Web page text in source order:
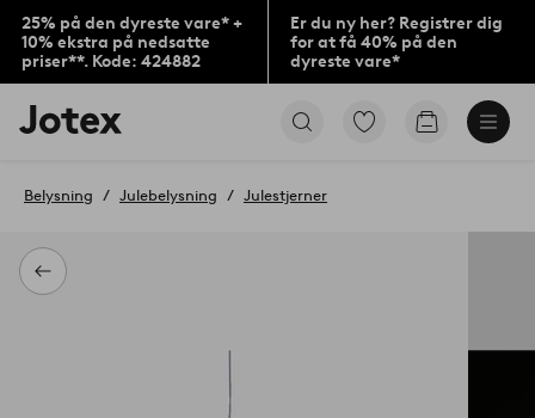
25% på den dyreste vare* +
10% ekstra på nedsatte
priser**. Kode: 424882
Er du ny her? Registrer dig
for at få 40% på den
dyreste vare*
Jotex
logo
til
Gå
Gå
Tilbage
Belysning Julebelysning Julestjerner